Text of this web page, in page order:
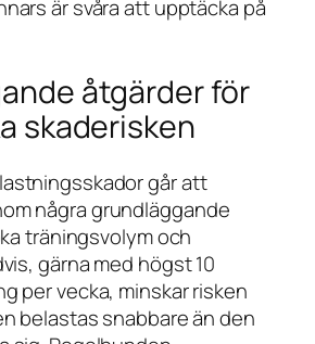
är svåra att upptäcka på
åtgärder för
skaderisken
går att
några grundläggande
träningsvolym och
gärna med högst 10
per vecka, minskar risken
belastas snabbare än den